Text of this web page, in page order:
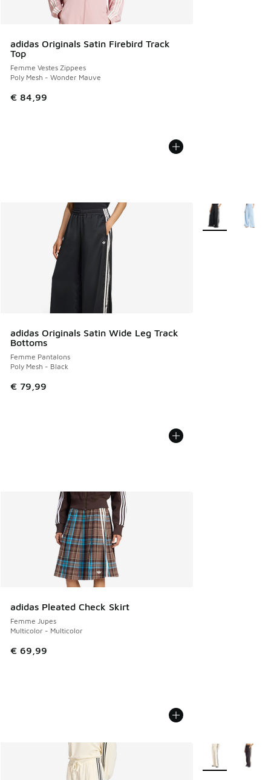
adidas Originals Satin Firebird Track
Top
Femme Vestes Zippees
Poly Mesh - Wonder Mauve
€ 84,99
adidas Originals Satin Wide Leg Track
Bottoms
Femme Pantalons
Poly Mesh - Black
€ 79,99
Plus de couleurs
adidas Pleated Check Skirt
Femme Jupes
Multicolor - Multicolor
€ 69,99
Plus de couleurs